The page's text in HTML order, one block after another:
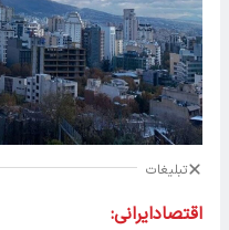
تبلیغات
اقتصادایرانی: